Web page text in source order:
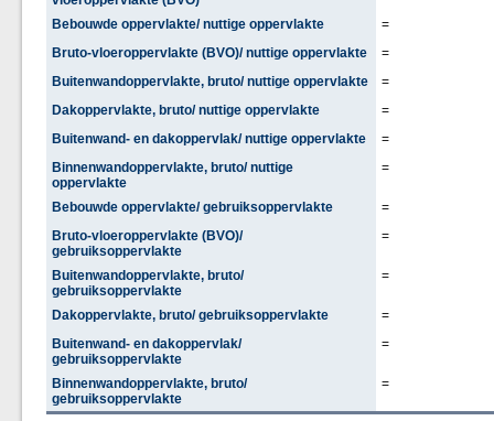
Bebouwde oppervlakte/ nuttige oppervlakte
=
Bruto-vloeroppervlakte (BVO)/ nuttige oppervlakte
=
Buitenwandoppervlakte, bruto/ nuttige oppervlakte
=
Dakoppervlakte, bruto/ nuttige oppervlakte
=
Buitenwand- en dakoppervlak/ nuttige oppervlakte
=
Binnenwandoppervlakte, bruto/ nuttige
oppervlakte
=
Bebouwde oppervlakte/ gebruiksoppervlakte
=
Bruto-vloeroppervlakte (BVO)/
gebruiksoppervlakte
=
Buitenwandoppervlakte, bruto/
gebruiksoppervlakte
=
Dakoppervlakte, bruto/ gebruiksoppervlakte
=
Buitenwand- en dakoppervlak/
gebruiksoppervlakte
=
Binnenwandoppervlakte, bruto/
gebruiksoppervlakte
=